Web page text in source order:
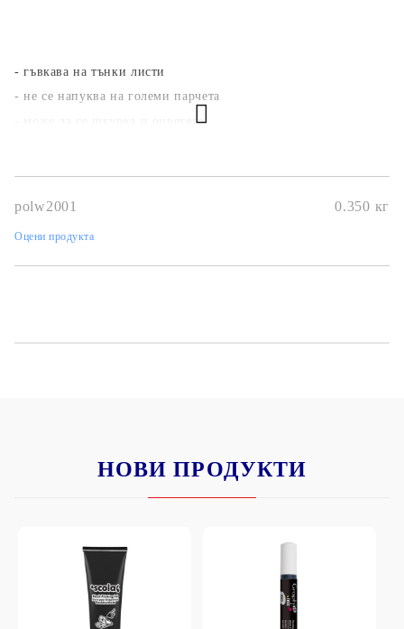
- гъвкава на тънки листи
- не се напуква на големи парчета
- може да се шкурка и оцветява
polw2001 0.350 кг
Оцени продукта
НОВИ ПРОДУКТИ